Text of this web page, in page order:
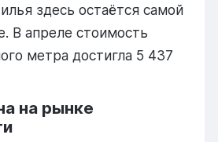
здесь остаётся самой
В апреле стоимость
метра достигла 5 437
на рынке